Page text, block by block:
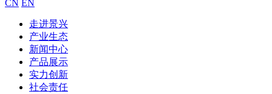
CN EN
走进景兴
产业生态
新闻中心
产品展示
实力创新
社会责任